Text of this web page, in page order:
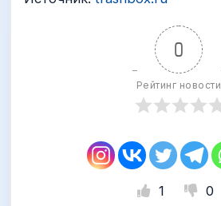
0
Рейтинг новости
1 0